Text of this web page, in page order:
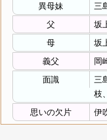
異母妹
三
父
坂
母
坂
義父
岡
面識
三
枝
思いの欠片
伊